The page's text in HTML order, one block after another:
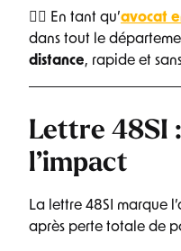
👨‍⚖️ En tant qu’avocat
dans tout le
distance, rapide et
Lettre 48SI
l’impact
La lettre 48SI marque
après perte totale de